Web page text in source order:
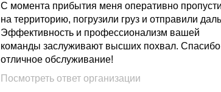
С момента прибытия меня оперативно
на территорию, погрузили груз и отправили
Эффективность и профессионализм вашей
команды заслуживают высших похвал. Спасибо
отличное обслуживание!
Посмотреть ответ организации